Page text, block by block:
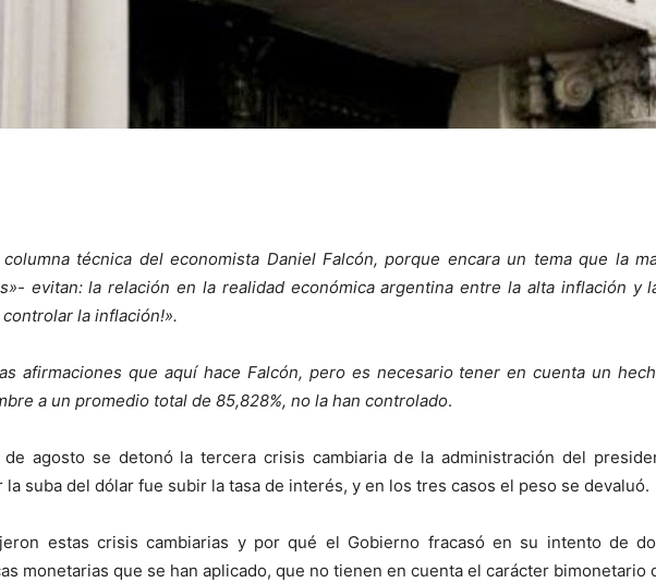
técnica del economista Daniel Falcón, porque encara un tema que la
evitan: la relación en la realidad económica argentina entre la alta inflación y
la inflación!».
afirmaciones que aquí hace Falcón, pero es necesario tener en cuenta un
a un promedio total de 85,828%, no la han controlado.
de agosto se detonó la tercera crisis cambiaria de la administración del
la suba del dólar fue subir la tasa de interés, y en los tres casos el peso se devaluó.
estas crisis cambiarias y por qué el Gobierno fracasó en su intento de
monetarias que se han aplicado, que no tienen en cuenta el carácter bimonetario